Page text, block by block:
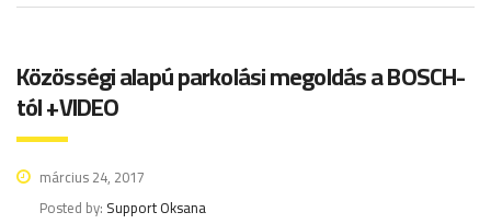
Közösségi alapú parkolási megoldás a BOSCH-
tól +VIDEO
március 24, 2017
Posted by: Support Oksana